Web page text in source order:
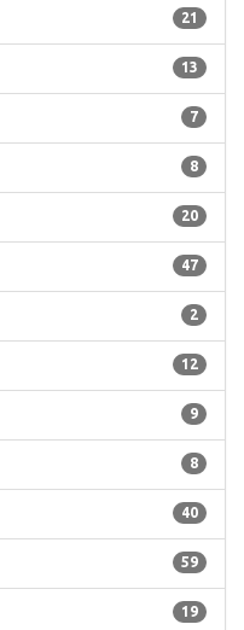
21
13
7
8
20
47
2
12
9
8
40
59
19